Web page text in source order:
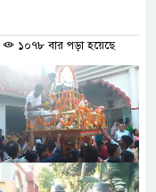
১০৭৮ বার পড়া হয়েছে